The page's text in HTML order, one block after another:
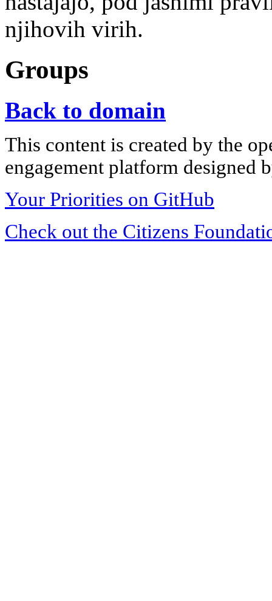
njihovih virih.
Groups
Back to domain
This content is created by the
engagement platform designed
Your Priorities on GitHub
Check out the Citizens